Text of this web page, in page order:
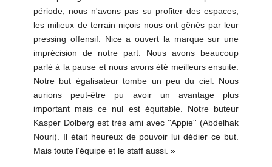
période, nous n'avons pas su profiter des espaces,
les milieux de terrain niçois nous ont gênés par leur
pressing offensif. Nice a ouvert la marque sur une
imprécision de notre part. Nous avons beaucoup
parlé à la pause et nous avons été meilleurs ensuite.
Notre but égalisateur tombe un peu du ciel. Nous
aurions peut-être pu avoir un avantage plus
important mais ce nul est équitable. Notre buteur
Kasper Dolberg est très ami avec ''Appie'' (Abdelhak
Nouri). Il était heureux de pouvoir lui dédier ce but.
Mais toute l'équipe et le staff aussi. »